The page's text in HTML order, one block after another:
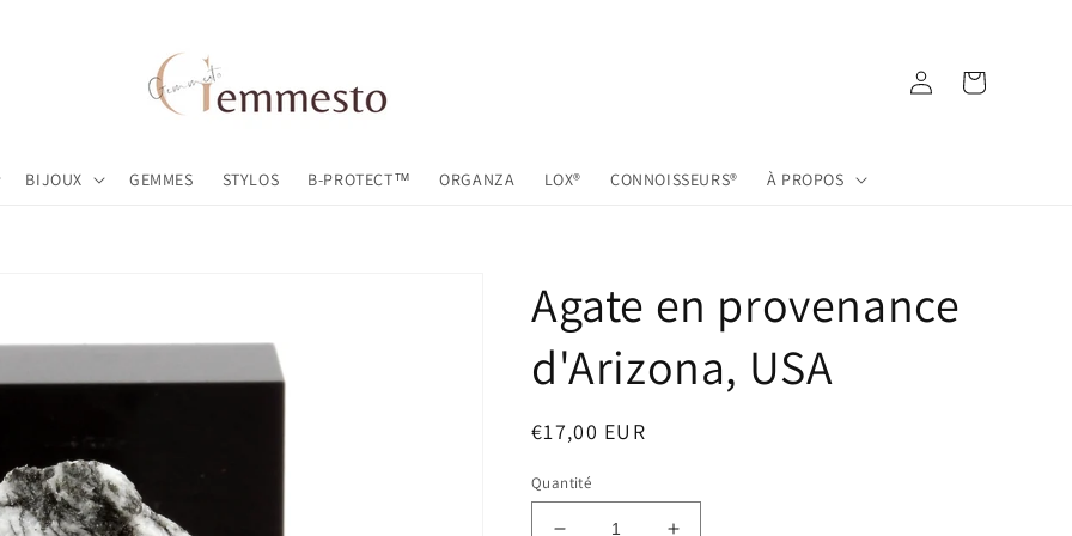
BIJOUX GEMMES STYLOS B-PROTECT™ ORGANZA LOX® CONNOISSEURS® À PROPOS
Connexion Panier
Agate en provenance
d'Arizona, USA
Prix
€17,00 EUR
Quantité